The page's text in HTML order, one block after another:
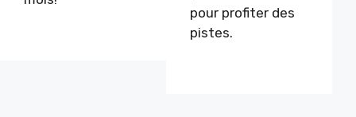
pour profiter des
pistes.